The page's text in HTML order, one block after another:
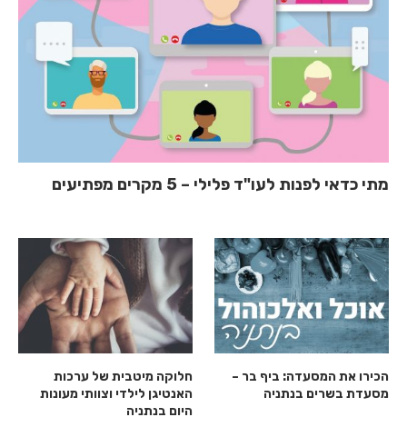
מתי כדאי לפנות לעו"ד פלילי – 5 מקרים מפתיעים
חלוקה מיטבית של ערכות
האנטיגן לילדי וצוותי מעונות
היום בנתניה
הכירו את המסעדה: ביף בר –
מסעדת בשרים בנתניה